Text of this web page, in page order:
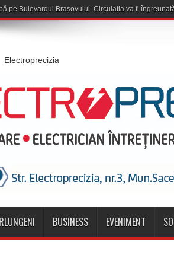
Electroprecizia
BUSINESS EVENIMENT